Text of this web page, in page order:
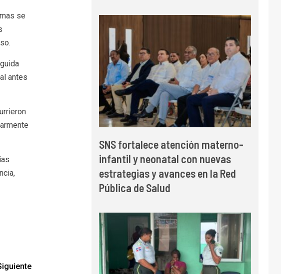
se
antes
SNS fortalece atención materno-
infantil y neonatal con nuevas
estrategias y avances en la Red
Pública de Salud